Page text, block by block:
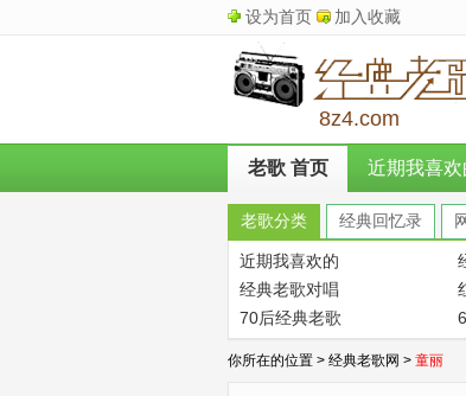
设为首页 加入收藏
8z4.com
老歌 首页 近期我喜欢
老歌分类 经典回忆录
近期我喜欢的
经典老歌对唱
70后经典老歌
你所在的位置 > 经典老歌网 > 童丽